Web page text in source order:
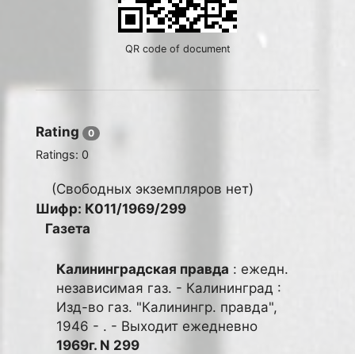
QR code of document
Rating 0
Ratings: 0
(Свободных экземпляров нет)
Шифр: К011/1969/299
Газета
Калининградская правда : ежедн.
независимая газ. - Калининград :
Изд-во газ. "Калинингр. правда",
1946 - . - Выходит ежедневно
1969г. N 299